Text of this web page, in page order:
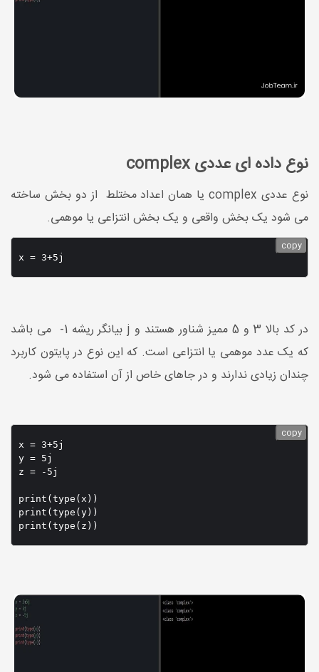
نوع داده ای عددی complex
نوع عددی complex یا همان اعداد مختلط از دو بخش ساخته
می شود یک بخش واقعی و یک بخش انتزاعی یا موهمی.
x = 3+5j
copy
در کد بالا 3 و 5 ممیز شناور هستند و j بیانگر ریشه 1- می باشد
که یک عدد موهمی یا انتزاعی است. که این نوع در پایتون کاربرد
چندان زیادی ندارند و در جاهای خاص از آن استفاده می شود.
x = 3+5j
y = 5j
z = -5j
print(type(x))
print(type(y))
copy